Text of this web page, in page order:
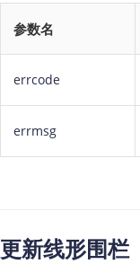
参数名
errcode
errmsg
更新线形围栏